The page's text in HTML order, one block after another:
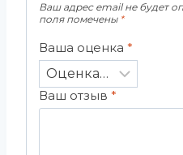
Ваш адрес email не будет
поля помечены *
Ваша оценка *
Ваш отзыв *